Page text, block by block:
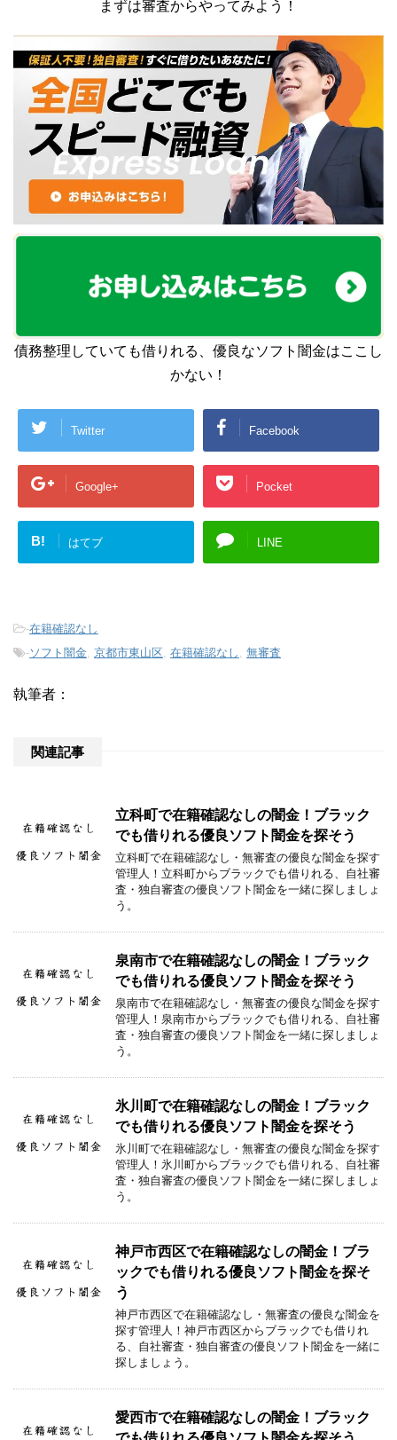
まずは審査からやってみよう！
債務整理していても借りれる、優良なソフト闇金はここし
かない！
Twitter Facebook
Google+ Pocket
B! はてブ LINE
-在籍確認なし
-ソフト闇金, 京都市東山区, 在籍確認なし , 無審査
執筆者：
関連記事
立科町で在籍確認なしの闇金！ブラック
でも借りれる優良ソフト闇金を探そう
立科町で在籍確認なし・無審査の優良な闇金を探す
管理人！立科町からブラックでも借りれる、自社審
査・独自審査の優良ソフト闇金を一緒に探しましょ
う。
泉南市で在籍確認なしの闇金！ブラック
でも借りれる優良ソフト闇金を探そう
泉南市で在籍確認なし・無審査の優良な闇金を探す
管理人！泉南市からブラックでも借りれる、自社審
査・独自審査の優良ソフト闇金を一緒に探しましょ
う。
氷川町で在籍確認なしの闇金！ブラック
でも借りれる優良ソフト闇金を探そう
氷川町で在籍確認なし・無審査の優良な闇金を探す
管理人！氷川町からブラックでも借りれる、自社審
査・独自審査の優良ソフト闇金を一緒に探しましょ
う。
神戸市西区で在籍確認なしの闇金！ブラ
ックでも借りれる優良ソフト闇金を探そ
う
神戸市西区で在籍確認なし・無審査の優良な闇金を
探す管理人！神戸市西区からブラックでも借りれ
る、自社審査・独自審査の優良ソフト闇金を一緒に
探しましょう。
愛西市で在籍確認なしの闇金！ブラック